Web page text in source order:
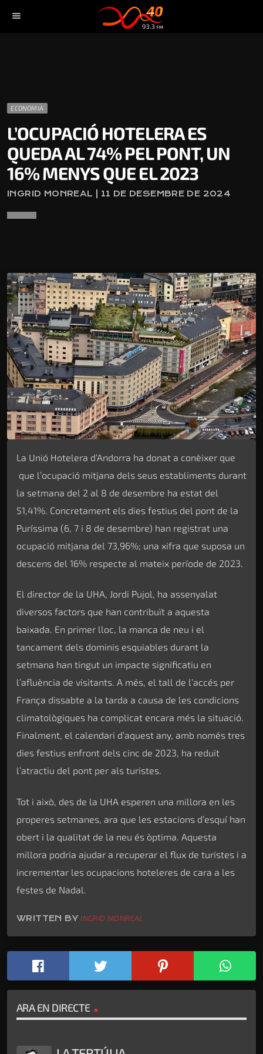
menu
ECONOMIA
L’OCUPACIÓ HOTELERA ES
QUEDA AL 74% PEL PONT, UN
16% MENYS QUE EL 2023
INGRID MONREAL | 11 DE DESEMBRE DE 2024
La Unió Hotelera d’Andorra ha donat a conèixer que
que l’ocupació mitjana dels seus establiments durant
la setmana del 2 al 8 de desembre ha estat del
51,41%. Concretament els dies festius del pont de la
Puríssima (6, 7 i 8 de desembre) han registrat una
ocupació mitjana del 73,96%; una xifra que suposa un
descens del 16% respecte al mateix període de 2023.
El director de la UHA, Jordi Pujol, ha assenyalat
diversos factors que han contribuït a aquesta
baixada. En primer lloc, la manca de neu i el
tancament dels dominis esquiables durant la
setmana han tingut un impacte significatiu en
l’afluència de visitants. A més, el tall de l’accés per
França dissabte a la tarda a causa de les condicions
climatològiques ha complicat encara més la situació.
Finalment, el calendari d’aquest any, amb només tres
dies festius enfront dels cinc de 2023, ha reduït
l’atractiu del pont per als turistes.
Tot i això, des de la UHA esperen una millora en les
properes setmanes, ara que les estacions d’esquí han
obert i la qualitat de la neu és òptima. Aquesta
millora podria ajudar a recuperar el flux de turistes i a
incrementar les ocupacions hoteleres de cara a les
festes de Nadal.
WRITTEN BYINGRID MONREAL
ARA EN DIRECTE